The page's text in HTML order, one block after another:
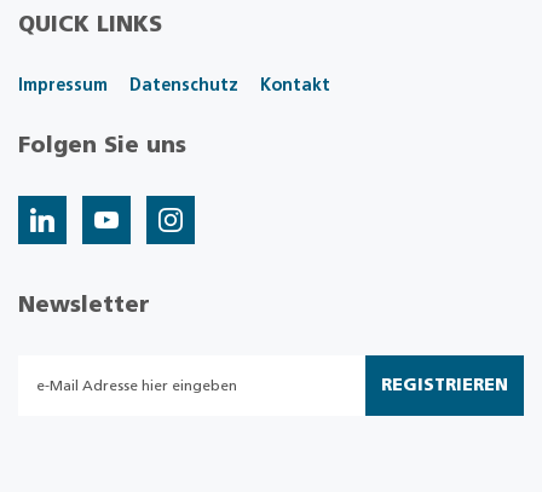
QUICK LINKS
Impressum Datenschutz Kontakt
Folgen Sie uns
Newsletter
REGISTRIEREN